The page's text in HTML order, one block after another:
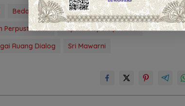
Bedah Buku
Dispersip Kalsel
Perpustakaan
Kepala Dispersip Kalsel
Ruang Dialog Sri Mawarni